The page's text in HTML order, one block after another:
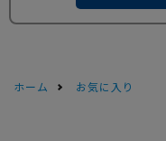
ホーム お気に入り